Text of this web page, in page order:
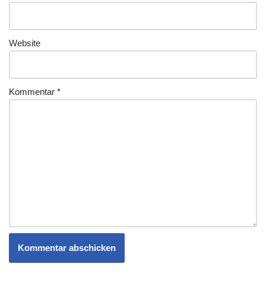
Website
Kommentar *